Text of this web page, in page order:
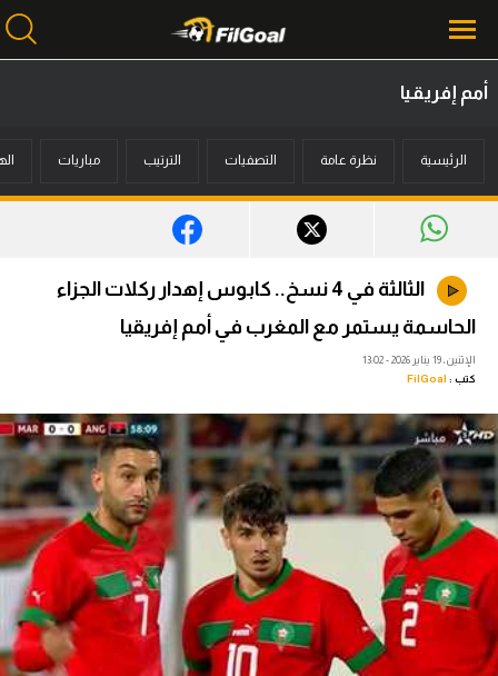
أخبار
فانتازي في الجول
فيديوهات
عدسات
آراء حرة
ركن الألعاب
أمم إفريقيا
الرئيسية نظرة عامة التصفيات الترتيب مباريات
الثالثة في 4 نسخ.. كابوس إهدار ركلات الجزاء
الحاسمة يستمر مع المغرب في أمم إفريقيا
الإثنين، 19 يناير 2026 - 13:02
كتب : FilGoal